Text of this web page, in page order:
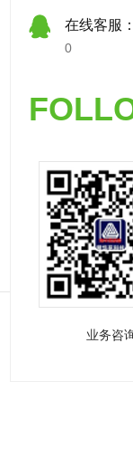
在线客服：
0
业务咨